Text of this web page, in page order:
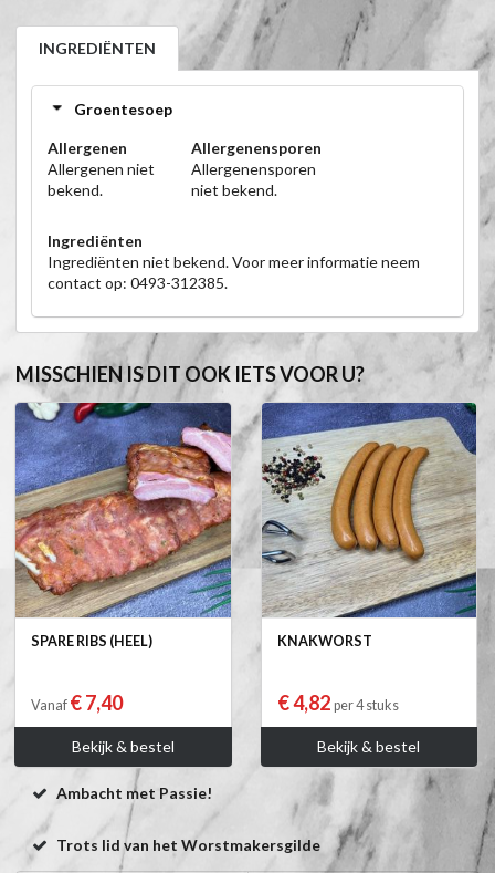
INGREDIËNTEN
Groentesoep
Allergenen
Allergenen niet
bekend.
Allergenensporen
Allergenensporen
niet bekend.
Ingrediënten
Ingrediënten niet bekend. Voor meer informatie neem
contact op: 0493-312385.
MISSCHIEN IS DIT OOK IETS VOOR U?
SPARE RIBS (HEEL)
Vanaf € 7,40
Bekijk & bestel
KNAKWORST
€ 4,82 per 4 stuks
Bekijk & bestel
Ambacht met Passie!
Trots lid van het Worstmakersgilde